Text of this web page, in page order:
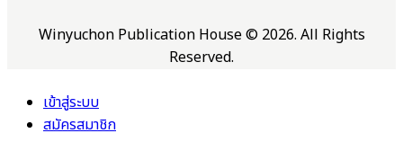
Winyuchon Publication House © 2026. All Rights
Reserved.
เข้าสู่ระบบ
สมัครสมาชิก